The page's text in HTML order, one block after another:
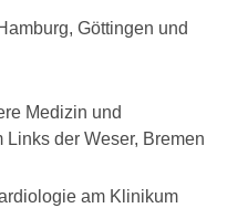
Göttingen und
Medizin und
der Weser, Bremen
am Klinikum